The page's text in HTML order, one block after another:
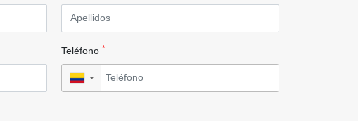
Teléfono *
▼